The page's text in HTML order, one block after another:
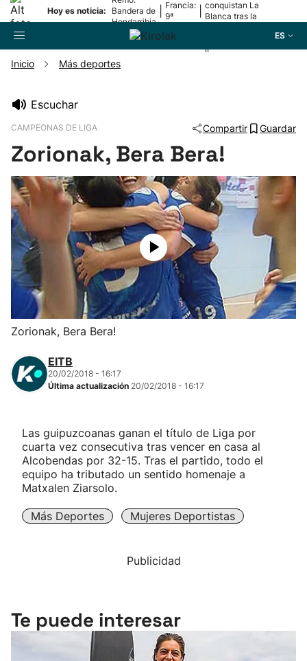
Hoy es noticia:
Bandera de
Hondarribia
Francia:
9ª
conquistan La
Blanca tras la
II
ES
Pelota
Remo
Baloncesto
Ciclismo
Herri-kirolak
Balonmano
Atletismo
Carreras de montaña
Más deportes
Inicio Más deportes
Escuchar
CAMPEONAS DE LIGA Compartir Guardar
Zorionak, Bera Bera!
Zorionak, Bera Bera!
EITB
20/02/2018 - 16:17
Última actualización 20/02/2018 - 16:17
Las guipuzcoanas ganan el título de Liga por
cuarta vez consecutiva tras vencer en casa al
Alcobendas por 32-15. Tras el partido, todo el
equipo ha tributado un sentido homenaje a
Matxalen Ziarsolo.
Más Deportes Mujeres Deportistas
Publicidad
Te puede interesar